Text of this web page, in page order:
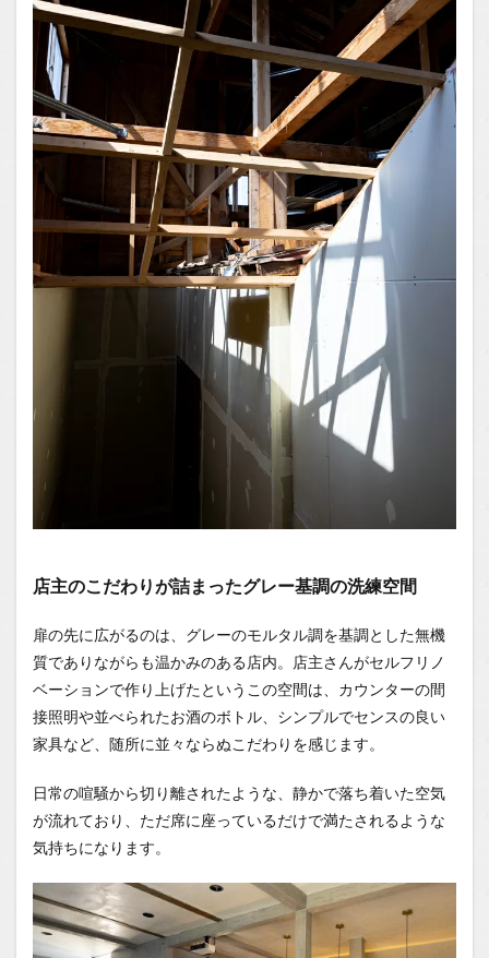
店主のこだわりが詰まったグレー基調の洗練空間
扉の先に広がるのは、グレーのモルタル調を基調とした無機
質でありながらも温かみのある店内。店主さんがセルフリノ
ベーションで作り上げたというこの空間は、カウンターの間
接照明や並べられたお酒のボトル、シンプルでセンスの良い
家具など、随所に並々ならぬこだわりを感じます。
日常の喧騒から切り離されたような、静かで落ち着いた空気
が流れており、ただ席に座っているだけで満たされるような
気持ちになります。